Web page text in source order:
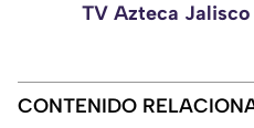
TV Azteca
CONTENIDO